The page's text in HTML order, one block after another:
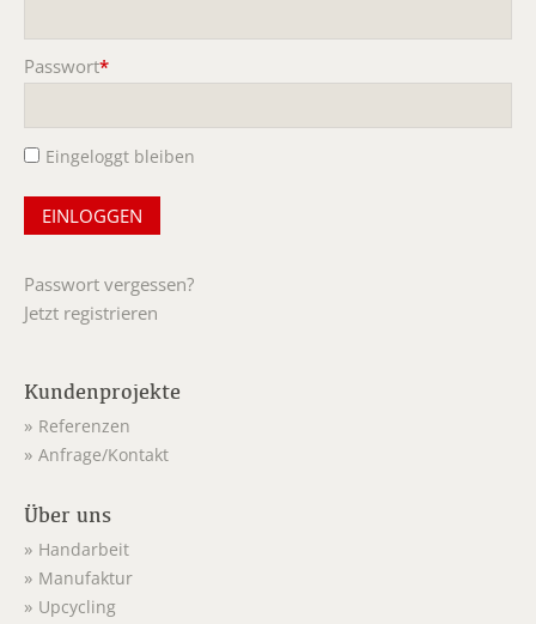
Passwort*
Eingeloggt bleiben
Passwort vergessen?
Jetzt registrieren
Kundenprojekte
Referenzen
Anfrage/Kontakt
Über uns
Handarbeit
Manufaktur
Upcycling